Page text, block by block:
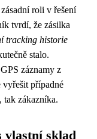
roli v řešení
tvrdí, že zásilka
tracking historie
stalo.
záznamy z
případné
tak zákazníka.
vlastní sklad